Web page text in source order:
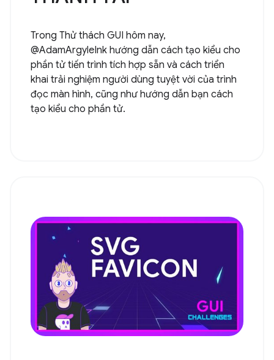
Trong Thử thách GUI hôm nay,
@AdamArgyleInk hướng dẫn cách tạo kiểu cho
phần tử tiến trình tích hợp sẵn và cách triển
khai trải nghiệm người dùng tuyệt vời của trình
đọc màn hình, cũng như hướng dẫn bạn cách
tạo kiểu cho phần tử.